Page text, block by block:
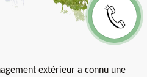
extérieur a connu une